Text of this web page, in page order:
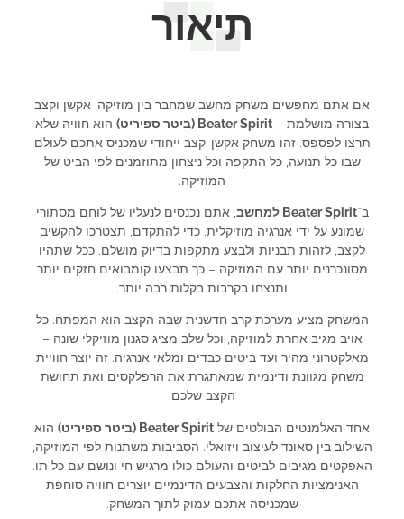
תיאור
אם אתם מחפשים משחק מחשב שמחבר בין מוזיקה, אקשן וקצב
בצורה מושלמת – Beater Spirit (ביטר ספיריט)
הוא חוויה שלא
תרצו לפספס. זהו משחק אקשן-קצב ייחודי שמכניס אתכם לעולם
שבו כל תנועה, כל התקפה וכל ניצחון מתוזמנים לפי הביט של
המוזיקה.
ב־Beater Spirit למחשב
, אתם נכנסים לנעליו של לוחם מסתורי
שמונע על ידי אנרגיה מוזיקלית. כדי להתקדם, תצטרכו להקשיב
לקצב, לזהות תבניות ולבצע מתקפות בדיוק מושלם. ככל שתהיו
מסונכרנים יותר עם המוזיקה – כך תבצעו קומבואים חזקים יותר
ותנצחו בקרבות בקלות רבה יותר.
המשחק מציע מערכת קרב חדשנית שבה הקצב הוא המפתח. כל
אויב מגיב אחרת למוזיקה, וכל שלב מציג סגנון מוזיקלי שונה –
מאלקטרוני מהיר ועד ביטים כבדים ומלאי אנרגיה. זה יוצר חוויית
משחק מגוונת ודינמית שמאתגרת את הרפלקסים ואת תחושת
הקצב שלכם.
אחד האלמנטים הבולטים של Beater Spirit (ביטר ספיריט)
הוא
השילוב בין סאונד לעיצוב ויזואלי. הסביבות משתנות לפי המוזיקה,
האפקטים מגיבים לביטים והעולם כולו מרגיש חי ונושם עם כל תו.
האנימציות החלקות והצבעים הדינמיים יוצרים חוויה סוחפת
שמכניסה אתכם עמוק לתוך המשחק.